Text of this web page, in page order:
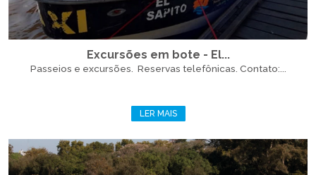
Excursões em bote - El...
Passeios e excursões. Reservas telefônicas. Contato:...
LER MAIS